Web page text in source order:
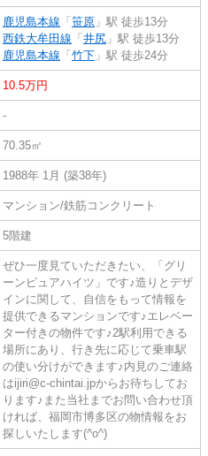
鹿児島本線 「 笹原 」駅 徒歩13分
西鉄大牟田線 「 井尻 」駅 徒歩13分
鹿児島本線 「 竹下 」駅 徒歩24分
10.5万円
-
70.35㎡
1988年 1月 (築38年)
マンション/鉄筋コンクリート
5階建
ぜひ一度見ていただきたい、「グリ
ーンピュアハイツ」です♪造りとデザ
インに関して、自信をもって情報を
提供できるマンションです♪エレベー
ター付きの物件です♪2駅利用できる
場所にあり、行き先に応じて乗車駅
の使い分けができます♪内見のご連絡
はijiri@c-chintai.jpからお待ちしてお
ります♪また当社までお問い合わせ頂
ければ、福岡市博多区の物情報をお
探しいたします(^o^)